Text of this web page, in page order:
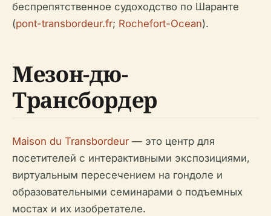
беспрепятственное судоходство по Шаранте
(pont-transbordeur.fr; Rochefort-Ocean).
Мезон-дю-
Трансбордер
Maison du Transbordeur — это центр для
посетителей с интерактивными экспозициями,
виртуальным пересечением на гондоле и
образовательными семинарами о подъемных
мостах и их изобретателе.